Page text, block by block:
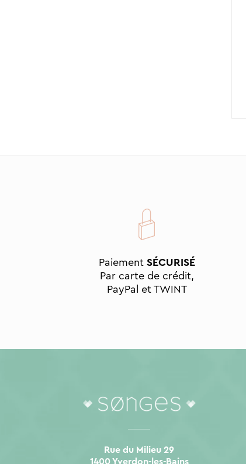
PaiementSÉCURISÉ
Par carte de crédit,
PayPal et TWINT
Rue du Milieu 29
1400 Yverdon-les-Bains